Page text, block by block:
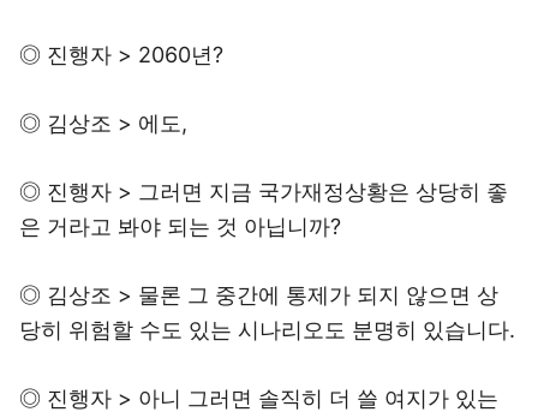
◎ 진행자 > 2060년?
◎ 김상조 > 에도,
◎ 진행자 > 그러면 지금 국가재정상황은 상당히 좋
은 거라고 봐야 되는 것 아닙니까?
◎ 김상조 > 물론 그 중간에 통제가 되지 않으면 상
당히 위험할 수도 있는 시나리오도 분명히 있습니다.
◎ 진행자 > 아니 그러면 솔직히 더 쓸 여지가 있는